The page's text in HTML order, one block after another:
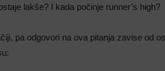
lakše? I kada počinje runner’s high?
pa odgovori na ova pitanja zavise od